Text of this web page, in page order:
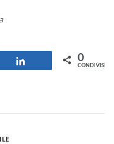
e di Pavia
0